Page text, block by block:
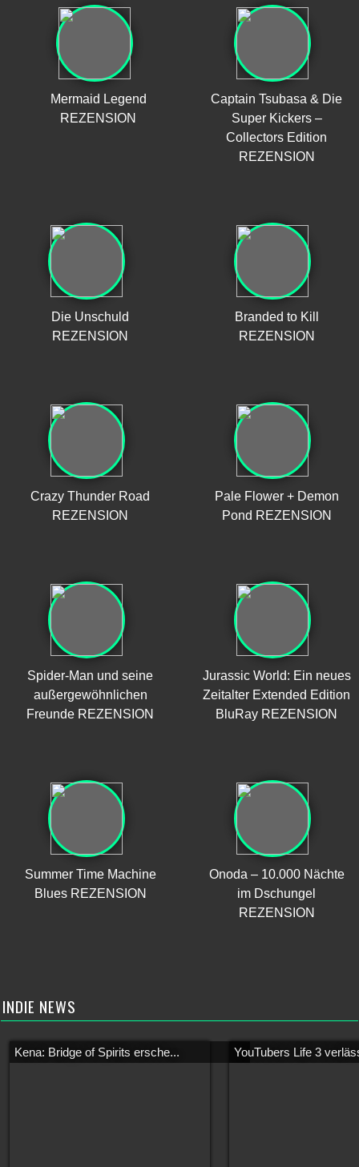
Mermaid Legend
REZENSION
Captain Tsubasa & Die
Super Kickers –
Collectors Edition
REZENSION
Die Unschuld
REZENSION
Branded to Kill
REZENSION
Crazy Thunder Road
REZENSION
Pale Flower + Demon
Pond REZENSION
Spider-Man und seine
außergewöhnlichen
Freunde REZENSION
Jurassic World: Ein neues
Zeitalter Extended Edition
BluRay REZENSION
Summer Time Machine
Blues REZENSION
Onoda – 10.000 Nächte
im Dschungel
REZENSION
INDIE NEWS
Kena: Bridge of Spirits ersche... YouTubers Life 3